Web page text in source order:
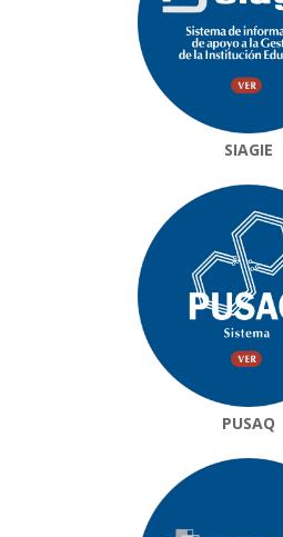
SIAGIE
PUSAQ